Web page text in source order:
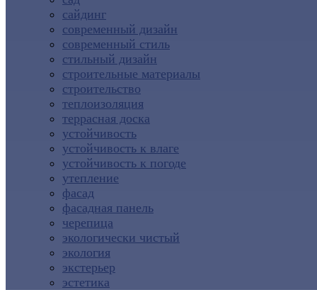
сайдинг
современный дизайн
современный стиль
стильный дизайн
строительные материалы
строительство
теплоизоляция
террасная доска
устойчивость
устойчивость к влаге
устойчивость к погоде
утепление
фасад
фасадная панель
черепица
экологически чистый
экология
экстерьер
эстетика